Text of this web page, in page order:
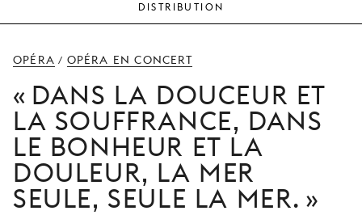
DISTRIBUTION
OPÉRA / OPÉRA EN CONCERT
DANS LA DOUCEUR ET
LA SOUFFRANCE, DANS
LE BONHEUR ET LA
DOULEUR, LA MER
SEULE, SEULE LA MER.